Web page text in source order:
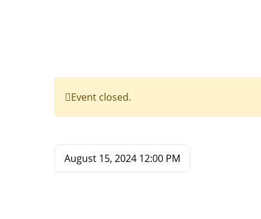
Event closed.
August 15, 2024 12:00 PM